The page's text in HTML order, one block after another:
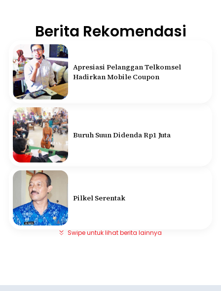
Berita Rekomendasi
Apresiasi Pelanggan Telkomsel
Hadirkan Mobile Coupon
Buruh Suun Didenda Rp1 Juta
Pilkel Serentak
Swipe untuk lihat berita lainnya